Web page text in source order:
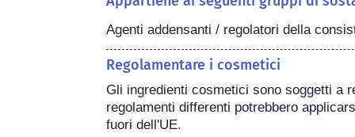
Agenti addensanti / regolatori della
Regolamentare i cosmetici
Gli ingredienti cosmetici sono soggetti a
regolamenti differenti potrebbero
fuori dell'UE.